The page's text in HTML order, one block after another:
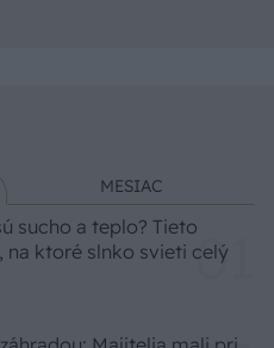
MESIAC
sucho a teplo? Tieto
na ktoré slnko svieti celý